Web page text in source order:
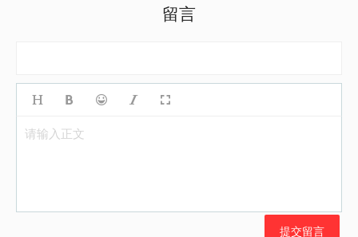
留言
请输入正文
提交留言